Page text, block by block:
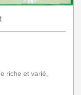
riche et varié,